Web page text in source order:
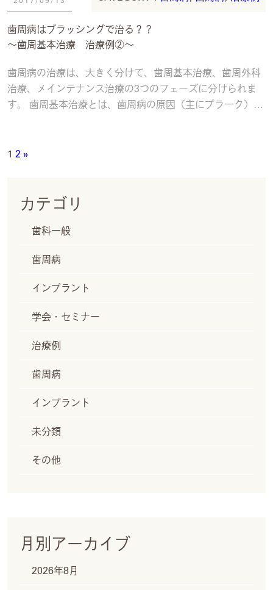
歯周病はブラッシングで治る？？
〜歯周基本治療 治療例②〜
歯周病の治療は、大きく分けて、歯周基本治療、歯周外科
治療、メインテナンス治療の3つのフェーズに分けられま
す。 歯周基本治療とは、歯周病の原因（主にプラーク）や
1 2 »
カテゴリ
歯科一般
歯周病
インプラント
学会・セミナー
治療例
歯周病
インプラント
未分類
その他
月別アーカイブ
2026年8月